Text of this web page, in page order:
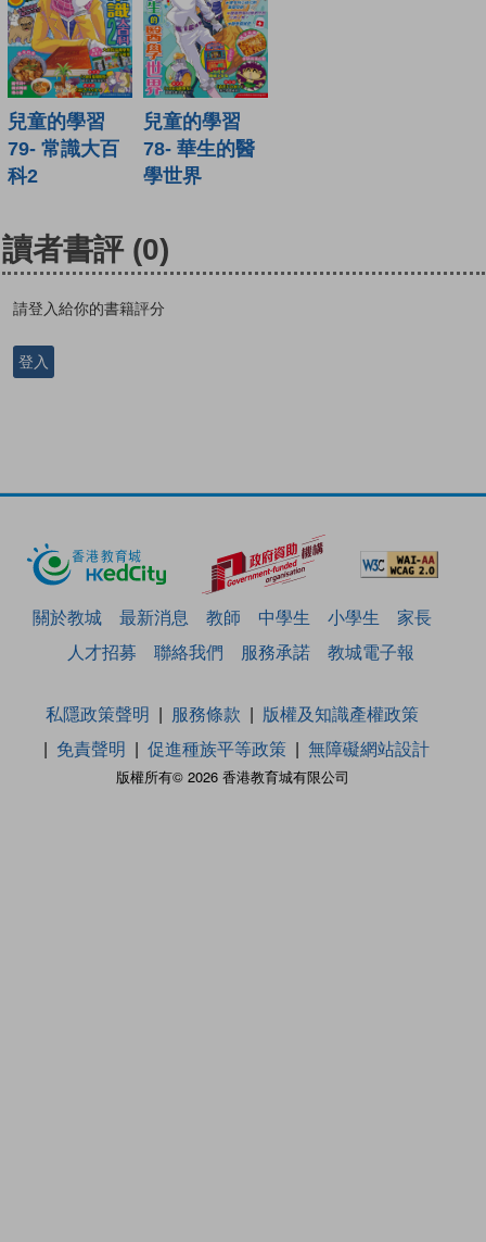
兒童的學習
79- 常識大百
科2
兒童的學習
78- 華生的醫
學世界
讀者書評 (0)
請登入給你的書籍評分
登入
關於教城 最新消息 教師 中學生 小學生
家長
人才招募
聯絡我們 服務承諾 教城電子報
版權所有© 2026 香港教育城有限公司
私隱政策聲明 服務條款
版權及知識產權政策
免責聲明
促進種族平等政策 無障礙網站設計